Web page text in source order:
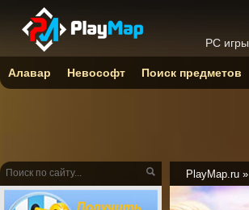
PlayMap.ru »
PC игры
Алавар Невософт Поиск предметов